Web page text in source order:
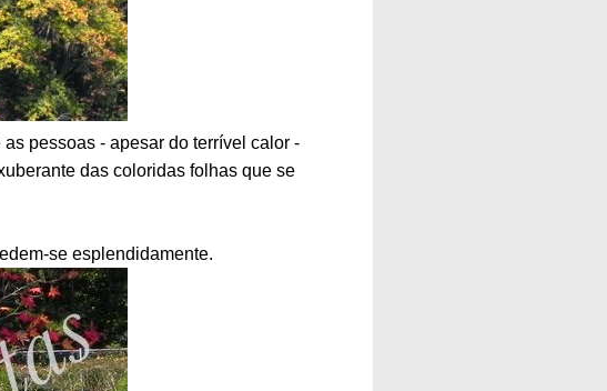
pessoas - apesar do terrível calor -
das coloridas folhas que se
se esplendidamente.